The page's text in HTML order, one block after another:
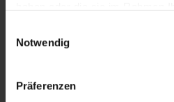
Notwendig
Präferenzen